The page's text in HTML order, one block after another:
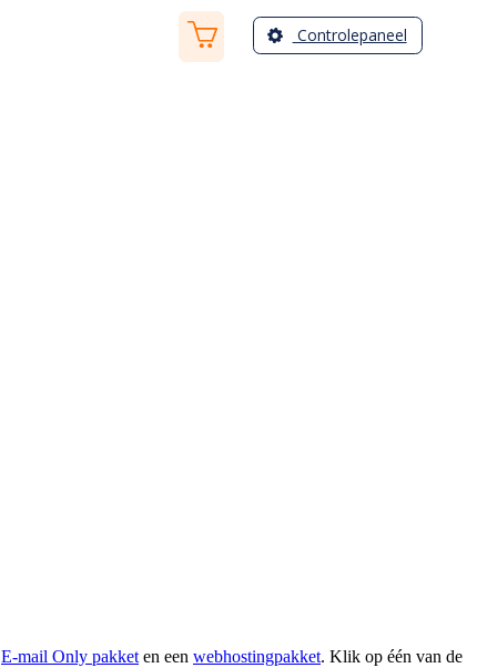
Controlepaneel
E-mail Only pakket en een webhostingpakket. Klik op één van de